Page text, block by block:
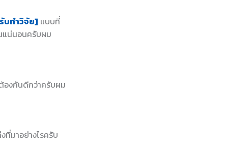
บทำวิจัย] แบบที่
แน่นอนครับผม
องกันดีกว่าครับผม
ที่มาอย่างไรครับ